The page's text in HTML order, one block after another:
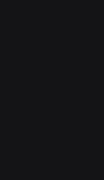
la syndication dans